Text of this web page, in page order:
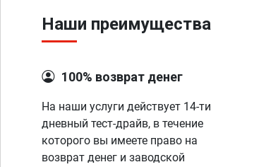
Наши преимущества
100% возврат денег
На наши услуги действует 14-ти
дневный тест-драйв, в течение
которого вы имеете право на
возврат денег и заводской